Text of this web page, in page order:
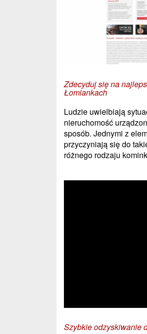
Zdecyduj się na
Łomiankach
Ludzie uwielbiają
nieruchomość
sposób. Jednymi z
przyczyniają się do
różnego rodzaju
Szybkie odzyskiwanie